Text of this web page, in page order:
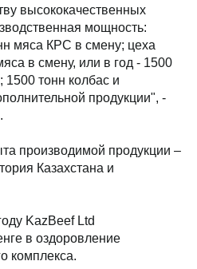
высококачественных
мощность:
мяса КРС в смену; цеха
в смену, или в год - 1500
тонн колбас и
продукции", -
производимой продукции –
Казахстана и
KazBeef Ltd
в оздоровление
комплекса.